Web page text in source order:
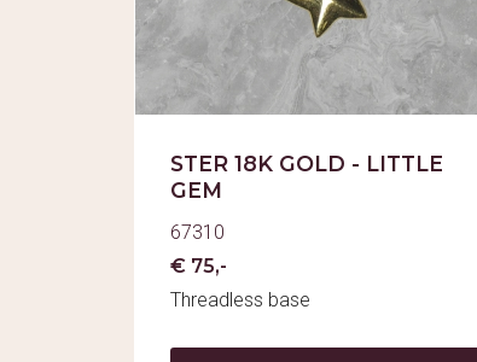
STER 18K GOLD - LITTLE
GEM
67310
€ 75,-
Threadless base